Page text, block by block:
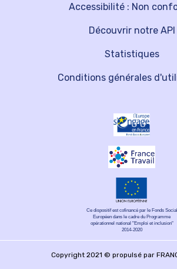
Découvrir notre API
Statistiques
Accessibilité : Non
Conditions générales
Ce dispositif est cofinancé par le Fonds Social
Européen dans le cadre du Programme
opérationnel national "Emploi et inclusion"
2014-2020
Copyright 2021 © propulsé par